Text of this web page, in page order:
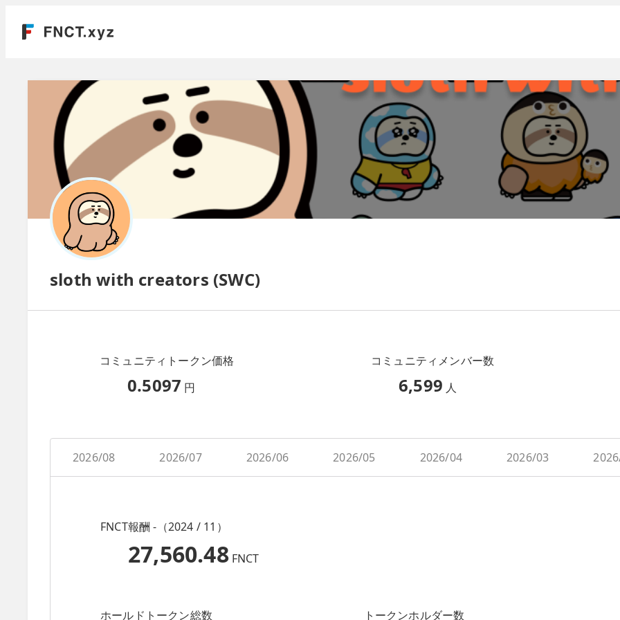
sloth with creators (SWC)
コミュニティトークン価格
0.5097 円
コミュニティメンバー数
6,599 人
2026/08 2026/07 2026/06 2026/05 2026/04 2026/03
FNCT報酬 -（2024 / 11）
27,560.48 FNCT
ホールドトークン総数 トークンホルダー数